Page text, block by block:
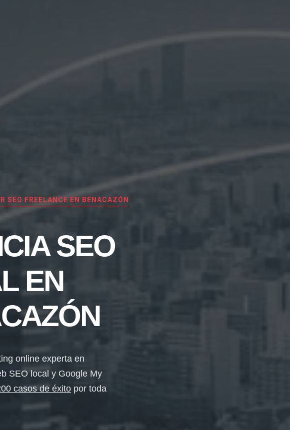
FREELANCE EN BENACAZÓN
SEO
EN
online experta en
SEO local y Google My
casos de éxito por toda